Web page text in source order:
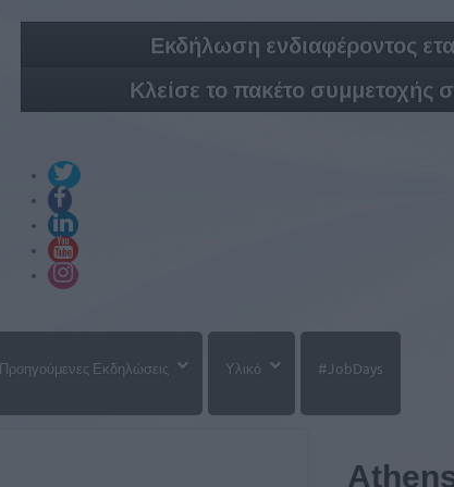
Εκδήλωση ενδιαφέροντος
Κλείσε το πακέτο συμμετοχής
Προηγούμενες Εκδηλώσεις Υλικό #JobDays